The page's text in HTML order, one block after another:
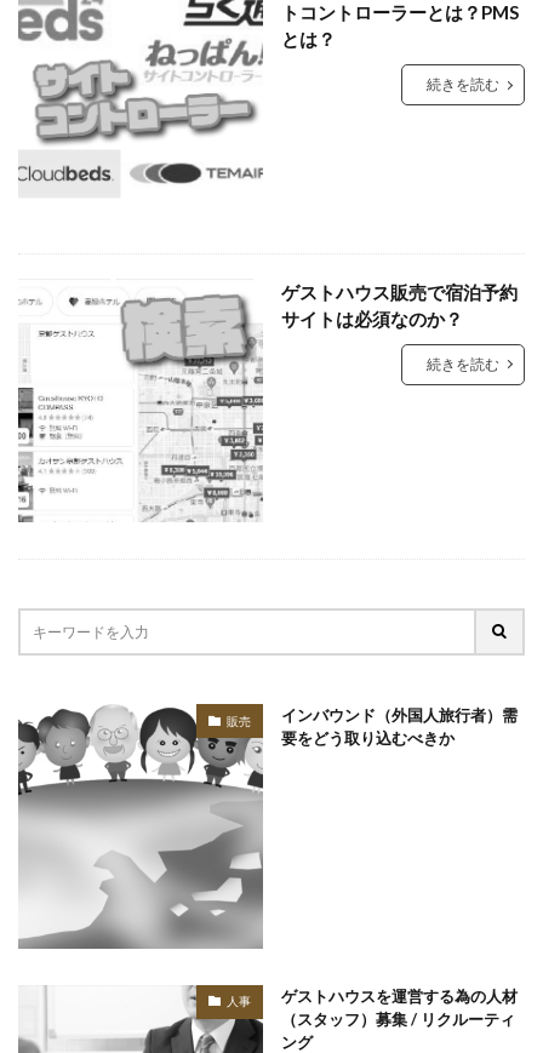
トコントローラーとは？PMS
とは？
続きを読む
ゲストハウス販売で宿泊予約
サイトは必須なのか？
続きを読む
販売
インバウンド（外国人旅行者）需
要をどう取り込むべきか
人事
ゲストハウスを運営する為の人材
（スタッフ）募集 / リクルーティ
ング